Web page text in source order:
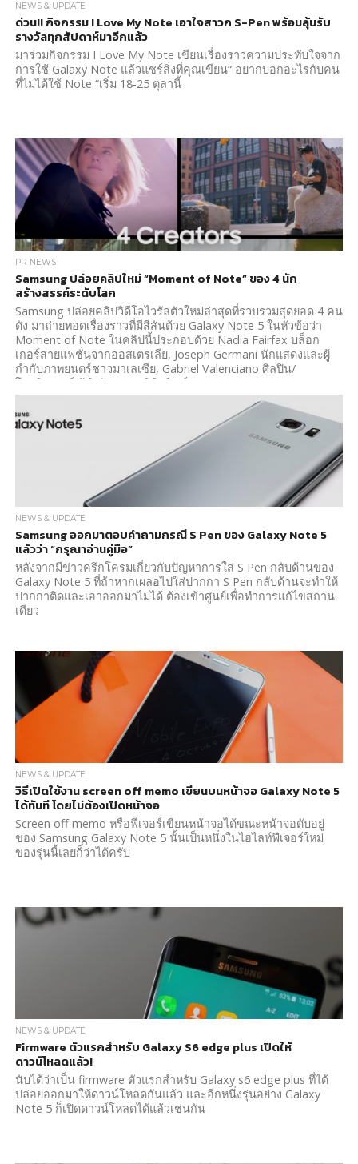
NEWS & UPDATE
ด่วน!! กิจกรรม I Love My Note เอาใจสาวก S-Pen พร้อมลุ้นรับ
รางวัลทุกสัปดาห์มาอีกแล้ว
มาร่วมกิจกรรม I Love My Note เขียนเรื่องราวความประทับใจจาก
การใช้ Galaxy Note แล้วแชร์สิ่งที่คุณเขียน“ อยากบอกอะไรกับคน
ที่ไม่ได้ใช้ Note “เริ่ม 18-25 ตุลานี้
PR NEWS
Samsung ปล่อยคลิปใหม่ “Moment of Note” ของ 4 นัก
สร้างสรรค์ระดับโลก
Samsung ปล่อยคลิปวิดีโอไวรัลตัวใหม่ล่าสุดที่รวบรวมสุดยอด 4 คน
ดัง มาถ่ายทอดเรื่องราวที่มีสีสันด้วย Galaxy Note 5 ในหัวข้อว่า
Moment of Note ในคลิปนี้ประกอบด้วย Nadia Fairfax บล็อก
เกอร์สายแฟชั่นจากออสเตรเลีย, Joseph Germani นักแสดงและผู้
กำกับภาพยนตร์ชาวมาเลเซีย, Gabriel Valenciano ศิลปิน/
โปรดิวเซอร์/ผู้กำกับฯ ชาวฟิลิปปินส์ และ How...
NEWS & UPDATE
Samsung ออกมาตอบคำถามกรณี S Pen ของ Galaxy Note 5
แล้วว่า “กรุณาอ่านคู่มือ”
หลังจากมีข่าวครึกโครมเกี่ยวกับปัญหาการใส่ S Pen กลับด้านของ
Galaxy Note 5 ที่ถ้าหากเผลอไปใส่ปากกา S Pen กลับด้านจะทำให้
ปากกาติดและเอาออกมาไม่ได้ ต้องเข้าศูนย์เพื่อทำการแก้ไขสถาน
เดียว
NEWS & UPDATE
วิธีเปิดใช้งาน screen off memo เขียนบนหน้าจอ Galaxy Note 5
ได้ทันที โดยไม่ต้องเปิดหน้าจอ
Screen off memo หรือฟีเจอร์เขียนหน้าจอได้ขณะหน้าจอดับอยู่
ของ Samsung Galaxy Note 5 นั้นเป็นหนึ่งในไฮไลท์ฟีเจอร์ใหม่
ของรุ่นนี้เลยก็ว่าได้ครับ
NEWS & UPDATE
Firmware ตัวแรกสำหรับ Galaxy S6 edge plus เปิดให้
ดาวน์โหลดแล้ว!
นับได้ว่าเป็น firmware ตัวแรกสำหรับ Galaxy s6 edge plus ที่ได้
ปล่อยออกมาให้ดาวน์โหลดกันแล้ว และอีกหนึ่งรุ่นอย่าง Galaxy
Note 5 ก็เปิดดาวน์โหลดได้แล้วเช่นกัน